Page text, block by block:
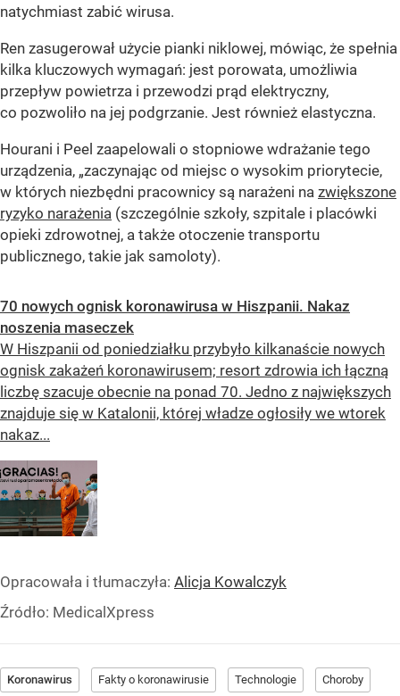
natychmiast zabić wirusa.
Ren zasugerował użycie pianki niklowej, mówiąc, że spełnia
kilka kluczowych wymagań: jest porowata, umożliwia
przepływ powietrza i przewodzi prąd elektryczny,
co pozwoliło na jej podgrzanie. Jest również elastyczna.
Hourani i Peel zaapelowali o stopniowe wdrażanie tego
urządzenia, „zaczynając od miejsc o wysokim priorytecie,
w których niezbędni pracownicy są narażeni na zwiększone
ryzyko narażenia (szczególnie szkoły, szpitale i placówki
opieki zdrowotnej, a także otoczenie transportu
publicznego, takie jak samoloty).
70 nowych ognisk koronawirusa w Hiszpanii. Nakaz
noszenia maseczek
W Hiszpanii od poniedziałku przybyło kilkanaście nowych
ognisk zakażeń koronawirusem; resort zdrowia ich łączną
liczbę szacuje obecnie na ponad 70. Jedno z największych
znajduje się w Katalonii, której władze ogłosiły we wtorek
nakaz...
Opracowała i tłumaczyła: Alicja Kowalczyk
Źródło: MedicalXpress
Koronawirus Fakty o koronawirusie Technologie Choroby